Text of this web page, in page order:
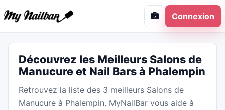
Connexion
Découvrez les Meilleurs Salons de
Manucure et Nail Bars à Phalempin
Retrouvez la liste des 3 meilleurs Salons de
Manucure à Phalempin. MyNailBar vous aide à